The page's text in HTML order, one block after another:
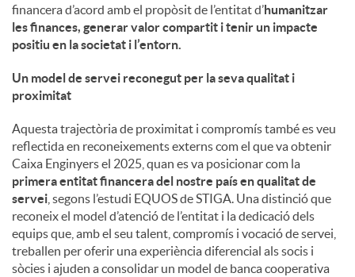
financera d’acord amb el propòsit de l’entitat d’humanitzar
les finances, generar valor compartit i tenir un impacte
positiu en la societat i l’entorn.
Un model de servei reconegut per la seva qualitat i
proximitat
Aquesta trajectòria de proximitat i compromís també es veu
reflectida en reconeixements externs com el que va obtenir
Caixa Enginyers el 2025, quan es va posicionar com la
primera entitat financera del nostre país en qualitat de
servei , segons l’estudi EQUOS de STIGA. Una distinció que
reconeix el model d’atenció de l’entitat i la dedicació dels
equips que, amb el seu talent, compromís i vocació de servei,
treballen per oferir una experiència diferencial als socis i
sòcies i ajuden a consolidar un model de banca cooperativa